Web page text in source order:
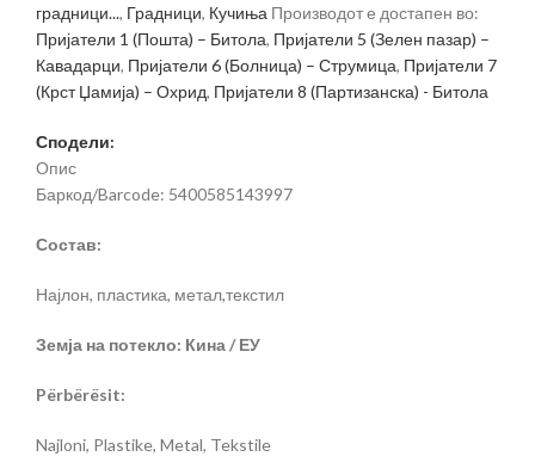
градници..., Градници, Кучиња Производот е достапен во:
Пријатели 1 (Пошта) – Битола, Пријатели 5 (Зелен пазар) –
Кавадарци, Пријатели 6 (Болница) – Струмица, Пријатели 7
(Крст Џамија) – Охрид, Пријатели 8 (Партизанска) - Битола
Сподели:
Опис
Баркод/Barcode: 5400585143997
Состав:
Најлон, пластика, метал,текстил
Земја на потекло: Кина / ЕУ
Përbërësit:
Najloni, Plastike, Metal, Tekstile